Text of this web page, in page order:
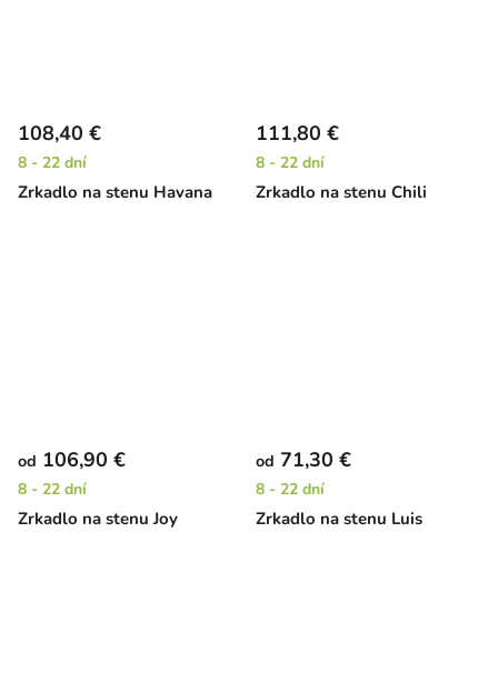
Zrkadlo na stenu Havana
108,40 €
8 - 22 dní
Zrkadlo na stenu Chili
111,80 €
8 - 22 dní
Zrkadlo na stenu Joy
od 106,90 €
8 - 22 dní
Zrkadlo na stenu Luis
od 71,30 €
8 - 22 dní